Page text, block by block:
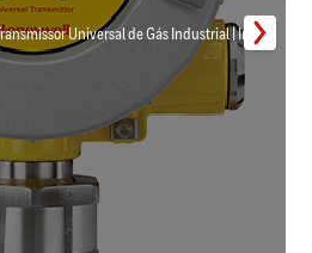
Universal de Gás Industrial | Inmar